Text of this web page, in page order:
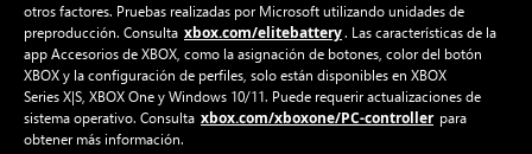
otros factores. Pruebas realizadas por Microsoft utilizando unidades de
preproducción. Consulta xbox.com/elitebattery. Las características de la
app Accesorios de XBOX, como la asignación de botones, color del botón
XBOX y la configuración de perfiles, solo están disponibles en XBOX
Series X|S, XBOX One y Windows 10/11. Puede requerir actualizaciones de
sistema operativo. Consulta xbox.com/xboxone/PC-controller para
obtener más información.